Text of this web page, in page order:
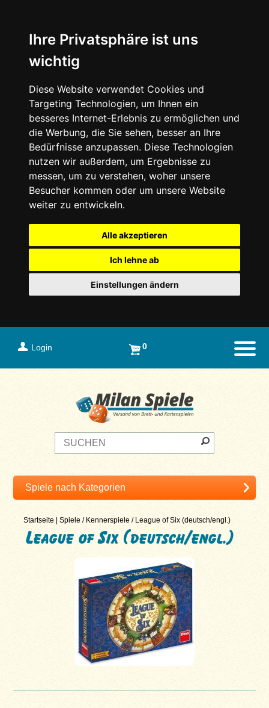
Ihre Privatsphäre ist uns
wichtig
Diese Website verwendet Cookies und
Targeting Technologien, um Ihnen ein
besseres Internet-Erlebnis zu ermöglichen und
die Werbung, die Sie sehen, besser an Ihre
Bedürfnisse anzupassen. Diese Technologien
nutzen wir außerdem, um Ergebnisse zu
messen, um zu verstehen, woher unsere
Besucher kommen oder um unsere Website
weiter zu entwickeln.
Alle akzeptieren
Ich lehne ab
Einstellungen ändern
Login 0
Startseite |Spiele / Kennerspiele / League of Six (deutsch/engl.)
League of Six (deutsch/engl.)